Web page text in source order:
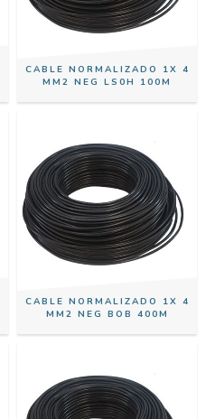
CABLE NORMALIZADO 1X 4
MM2 NEG LS0H 100M
CABLE NORMALIZADO 1X 4
MM2 NEG BOB 400M